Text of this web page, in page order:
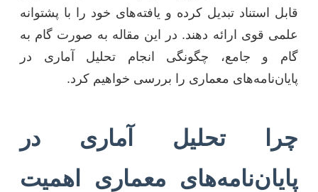
قابل استناد تبدیل کرده و یافته‌های خود را با پشتوانه
علمی قوی ارائه دهند. در این مقاله به صورت گام به
گام و جامع، چگونگی انجام تحلیل آماری در
پایان‌نامه‌های معماری را بررسی خواهیم کرد.
چرا تحلیل آماری در
پایان‌نامه‌های معماری اهمیت